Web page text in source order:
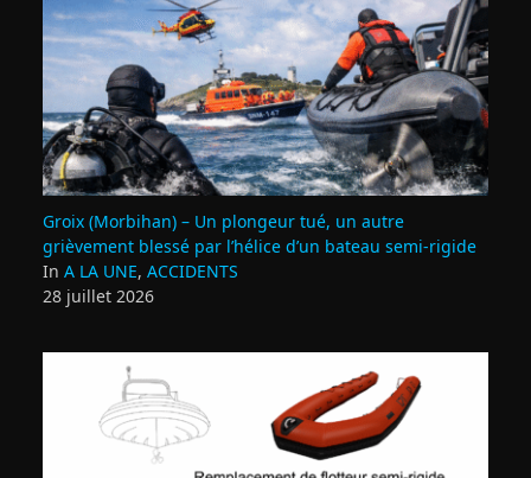
Groix (Morbihan) – Un plongeur tué, un autre
grièvement blessé par l’hélice d’un bateau semi-rigide
In A LA UNE, ACCIDENTS
28 juillet 2026